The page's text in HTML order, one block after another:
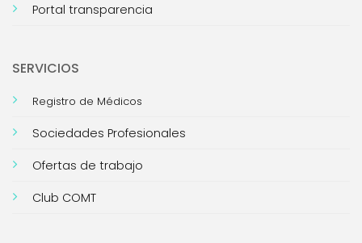
Portal transparencia
SERVICIOS
Registro de Médicos
Sociedades Profesionales
Ofertas de trabajo
Club COMT